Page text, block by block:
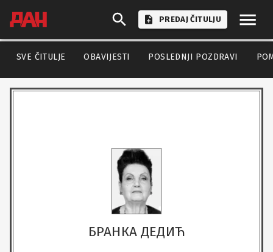
PREDAJ ČITULJU
SVE ČITULJE OBAVIJESTI POSLEDNJI POZDRAVI
БРАНКА ДЕДИЋ